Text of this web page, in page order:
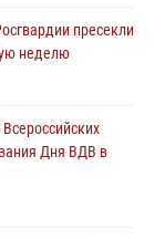
пресекли
неделю
Дня ВДВ в